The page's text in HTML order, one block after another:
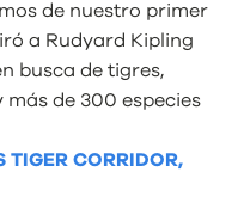
de nuestro primer
a Rudyard Kipling
busca de tigres,
más de 300 especies
TIGER CORRIDOR,